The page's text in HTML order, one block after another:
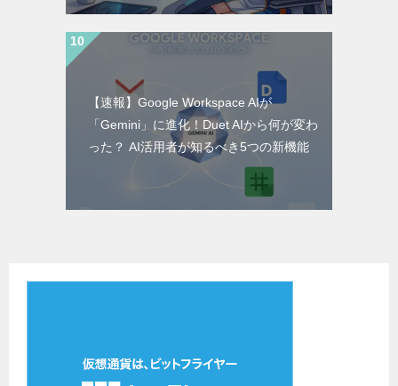
【速報】Google Workspace AIが
「Gemini」に進化！Duet AIから何が変わ
った？ AI活用者が知るべき5つの新機能